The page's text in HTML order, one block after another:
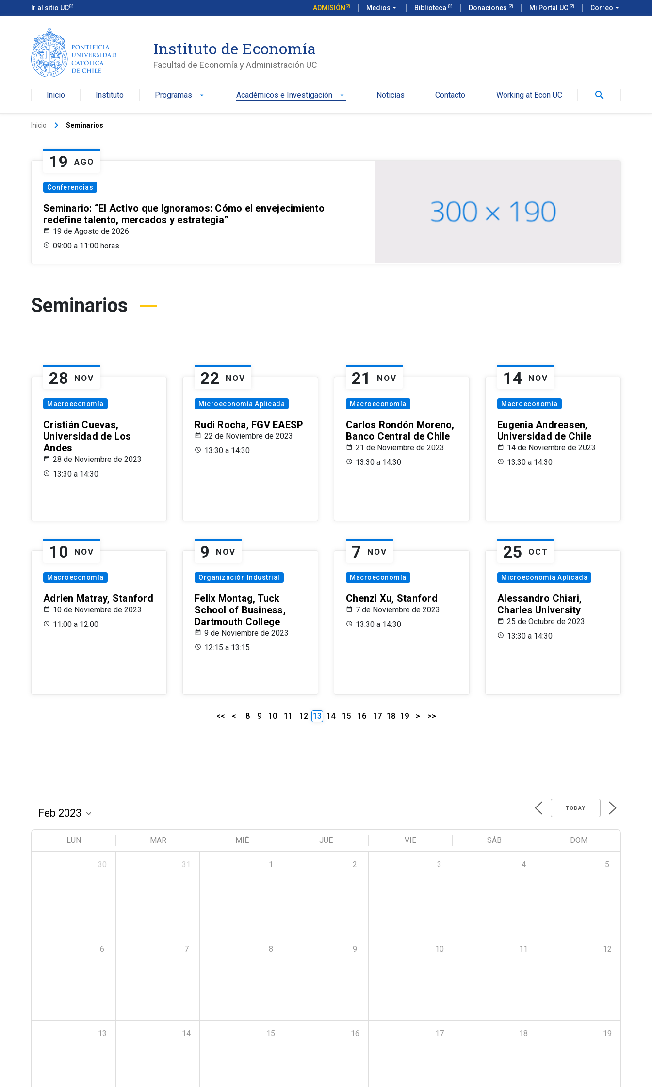
Ir al sitio UC ADMISIÓN Medios arrow_drop_down Biblioteca Donaciones Mi Portal UC Correo arrow_drop_down
Instituto de Economía
Facultad de Economía y Administración UC
Inicio Instituto Programas arrow_drop_down Académicos e Investigación arrow_drop_down Noticias Contacto Working at Econ UC search
Inicio keyboard_arrow_right Seminarios
19 AGO
Conferencias
Seminario: “El Activo que Ignoramos: Cómo el envejecimiento
redefine talento, mercados y estrategia”
19 de Agosto de 2026
09:00 a 11:00 horas
Seminarios
28 NOV
Macroeconomía
Cristián Cuevas,
Universidad de Los
Andes
28 de Noviembre de 2023
13:30 a 14:30
22 NOV
Microeconomía Aplicada
Rudi Rocha, FGV EAESP
22 de Noviembre de 2023
13:30 a 14:30
21 NOV
Macroeconomía
Carlos Rondón Moreno,
Banco Central de Chile
21 de Noviembre de 2023
13:30 a 14:30
14 NOV
Macroeconomía
Eugenia Andreasen,
Universidad de Chile
14 de Noviembre de 2023
13:30 a 14:30
10 NOV
Macroeconomía
Adrien Matray, Stanford
10 de Noviembre de 2023
11:00 a 12:00
9 NOV
Organización Industrial
Felix Montag, Tuck
School of Business,
Dartmouth College
9 de Noviembre de 2023
12:15 a 13:15
7 NOV
Macroeconomía
Chenzi Xu, Stanford
7 de Noviembre de 2023
13:30 a 14:30
25 OCT
Microeconomía Aplicada
Alessandro Chiari,
Charles University
25 de Octubre de 2023
13:30 a 14:30
<< < 8 9 10 11 12 13 14 15 16 17 18 19 > >>
TODAY
LUN MAR MIÉ JUE VIE SÁB DOM
30 31 1 2 3 4 5
6 7 8 9 10 11 12
13 14 15 16 17 18 19